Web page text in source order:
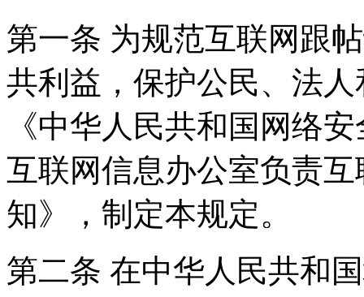
第一条 为规范互联网跟
共利益，保护公民、法
《中华人民共和国网络
互联网信息办公室负责
知》，制定本规定。
第二条 在中华人民共和